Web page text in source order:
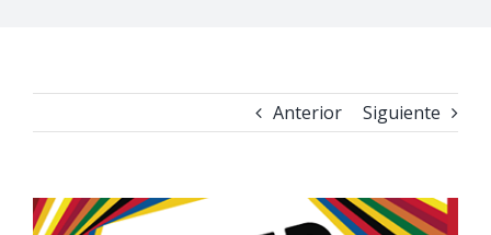
Anterior Siguiente
Ver